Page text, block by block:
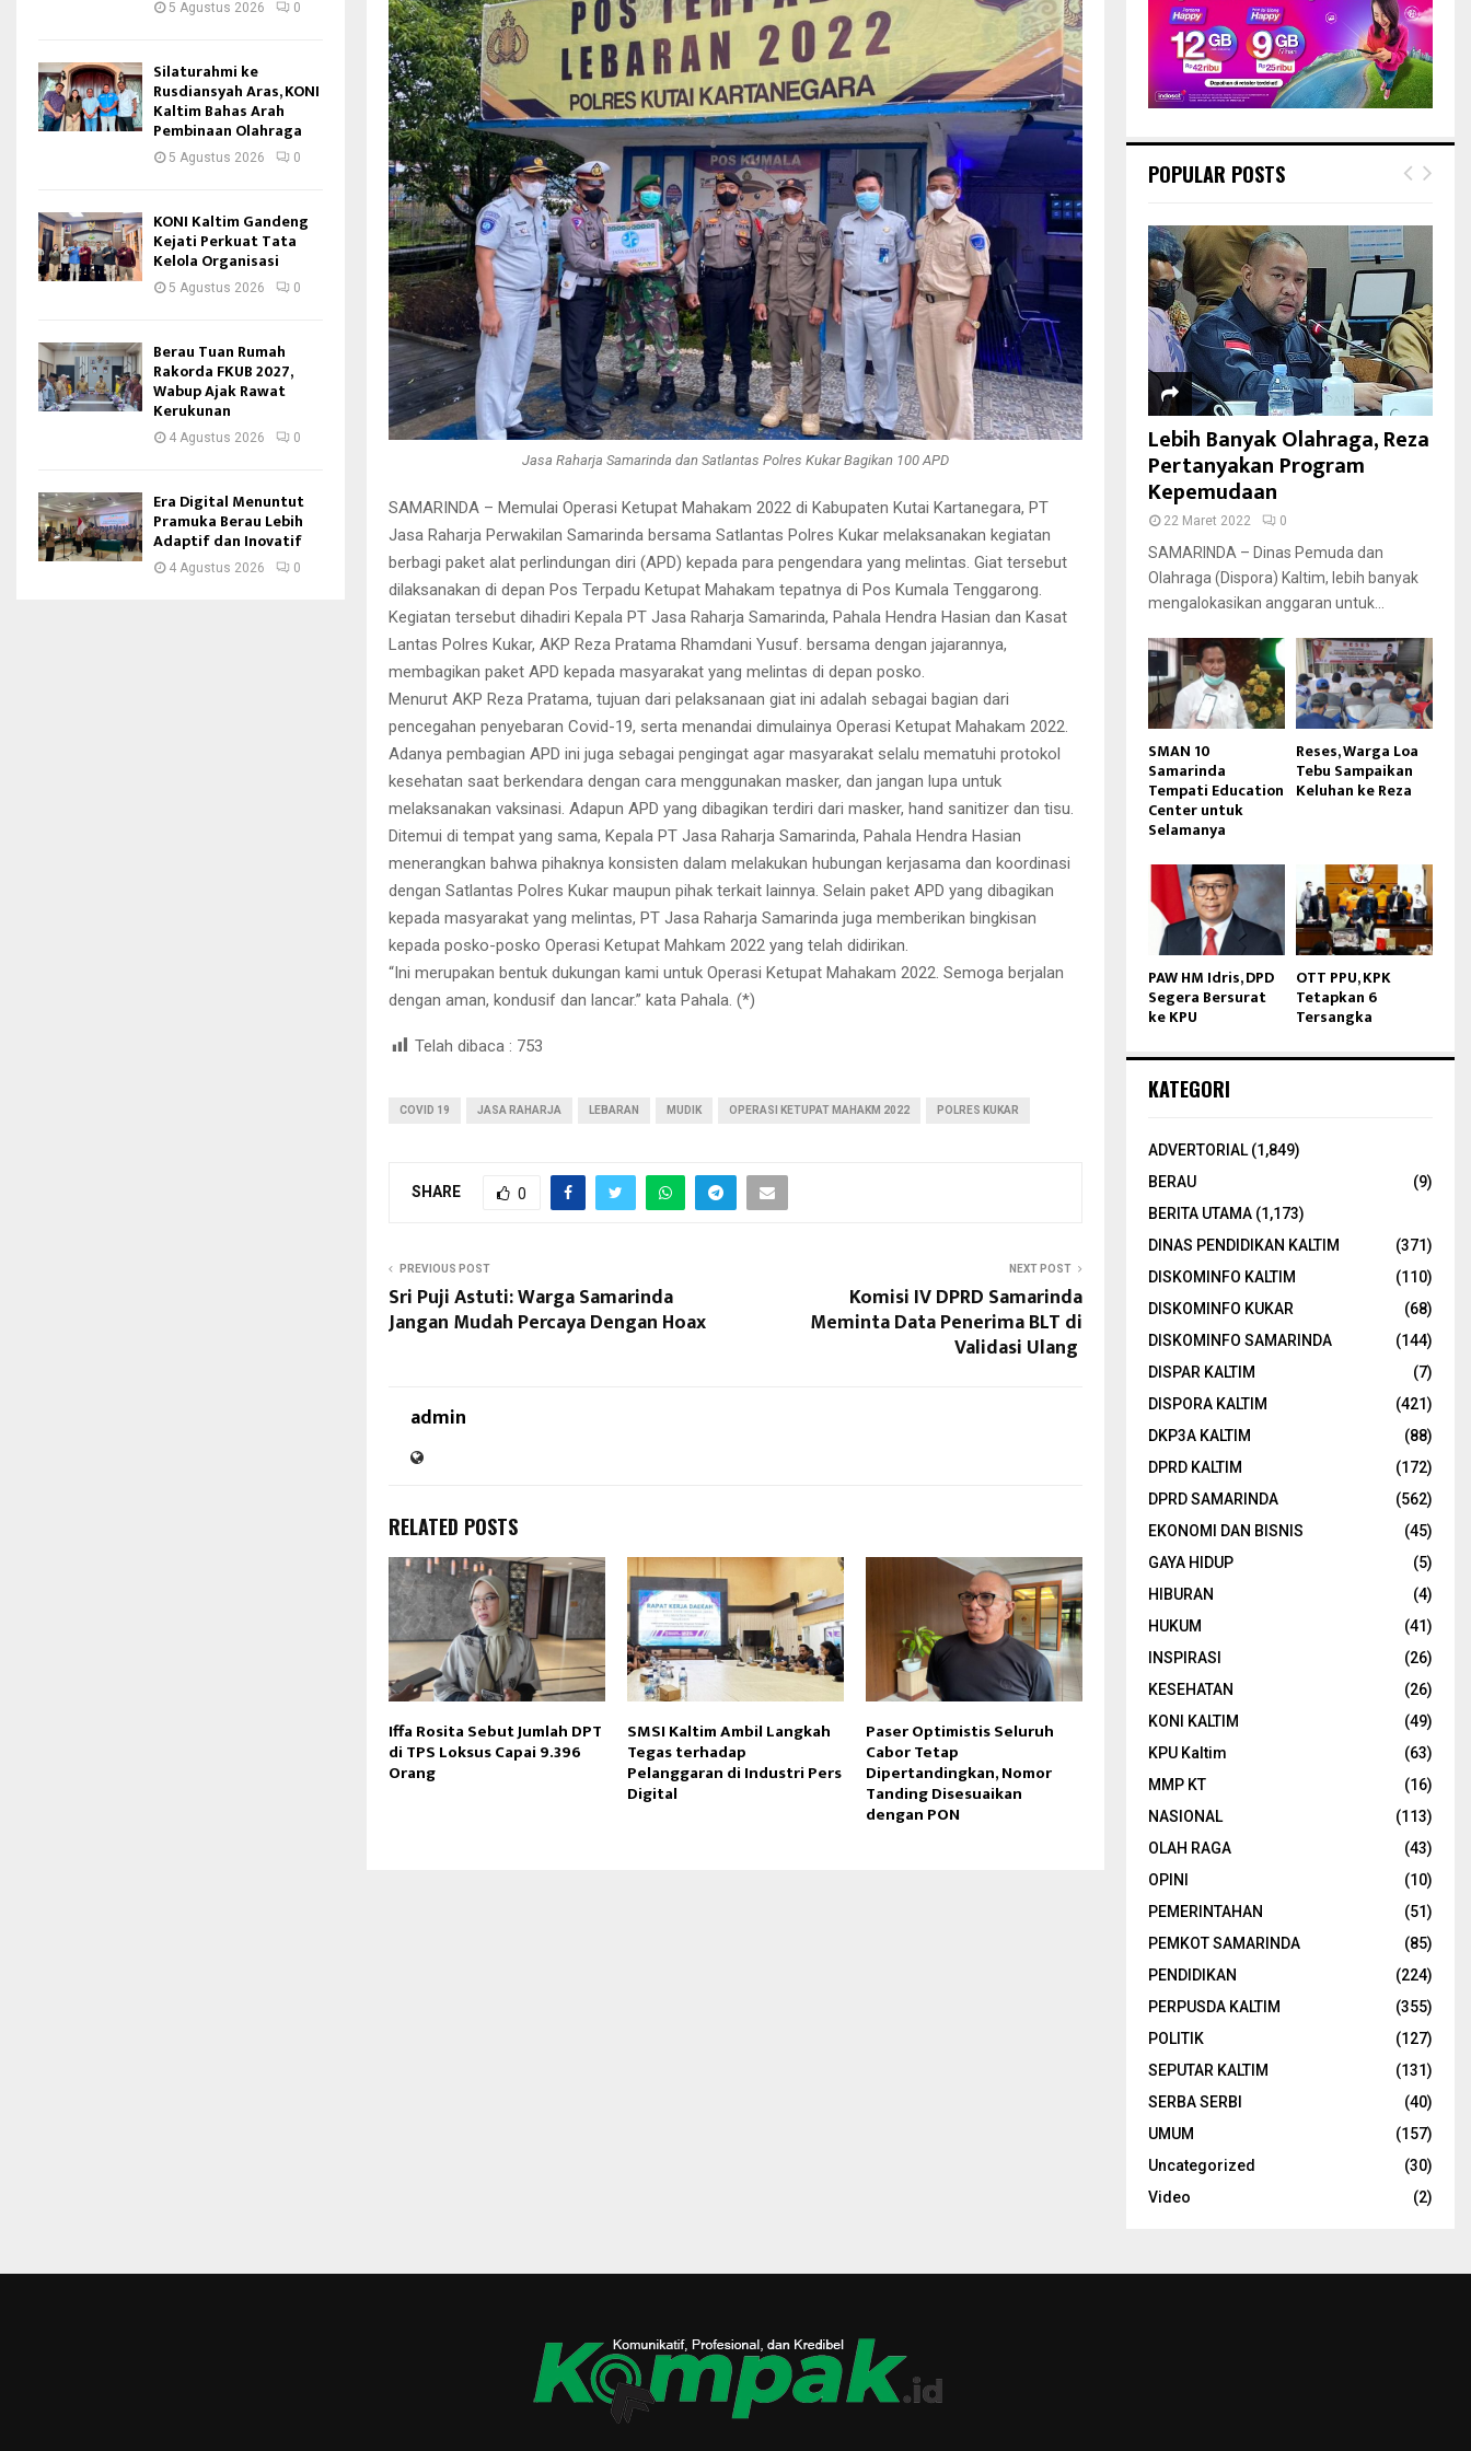
Jasa Raharja Samarinda dan Satlantas Polres Kukar Bagikan 100 APD
SAMARINDA – Memulai Operasi Ketupat Mahakam 2022 di Kabupaten Kutai Kartanegara, PT
Jasa Raharja Perwakilan Samarinda bersama Satlantas Polres Kukar melaksanakan kegiatan
berbagi paket alat perlindungan diri (APD) kepada para pengendara yang melintas. Giat tersebut
dilaksanakan di depan Pos Terpadu Ketupat Mahakam tepatnya di Pos Kumala Tenggarong.
Kegiatan tersebut dihadiri Kepala PT Jasa Raharja Samarinda, Pahala Hendra Hasian dan Kasat
Lantas Polres Kukar, AKP Reza Pratama Rhamdani Yusuf. bersama dengan jajarannya,
membagikan paket APD kepada masyarakat yang melintas di depan posko.
Menurut AKP Reza Pratama, tujuan dari pelaksanaan giat ini adalah sebagai bagian dari
pencegahan penyebaran Covid-19, serta menandai dimulainya Operasi Ketupat Mahakam 2022.
Adanya pembagian APD ini juga sebagai pengingat agar masyarakat selalu mematuhi protokol
kesehatan saat berkendara dengan cara menggunakan masker, dan jangan lupa untuk
melaksanakan vaksinasi. Adapun APD yang dibagikan terdiri dari masker, hand sanitizer dan tisu.
Ditemui di tempat yang sama, Kepala PT Jasa Raharja Samarinda, Pahala Hendra Hasian
menerangkan bahwa pihaknya konsisten dalam melakukan hubungan kerjasama dan koordinasi
dengan Satlantas Polres Kukar maupun pihak terkait lainnya. Selain paket APD yang dibagikan
kepada masyarakat yang melintas, PT Jasa Raharja Samarinda juga memberikan bingkisan
kepada posko-posko Operasi Ketupat Mahkam 2022 yang telah didirikan.
“Ini merupakan bentuk dukungan kami untuk Operasi Ketupat Mahakam 2022. Semoga berjalan
dengan aman, kondusif dan lancar.” kata Pahala. (*)
Telah dibaca : 753
COVID 19 JASA RAHARJA LEBARAN MUDIK OPERASI KETUPAT MAHAKM 2022 POLRES KUKAR
SHARE 0
PREVIOUS POST
Sri Puji Astuti: Warga Samarinda
Jangan Mudah Percaya Dengan Hoax
NEXT POST
Komisi IV DPRD Samarinda
Meminta Data Penerima BLT di
Validasi Ulang
admin
RELATED POSTS
Iffa Rosita Sebut Jumlah DPT
di TPS Loksus Capai 9.396
Orang
SMSI Kaltim Ambil Langkah
Tegas terhadap
Pelanggaran di Industri Pers
Digital
Paser Optimistis Seluruh
Cabor Tetap
Dipertandingkan, Nomor
Tanding Disesuaikan
dengan PON
5 Agustus 2026 0
Silaturahmi ke
Rusdiansyah Aras, KONI
Kaltim Bahas Arah
Pembinaan Olahraga
5 Agustus 2026 0
KONI Kaltim Gandeng
Kejati Perkuat Tata
Kelola Organisasi
5 Agustus 2026 0
Berau Tuan Rumah
Rakorda FKUB 2027,
Wabup Ajak Rawat
Kerukunan
4 Agustus 2026 0
Era Digital Menuntut
Pramuka Berau Lebih
Adaptif dan Inovatif
4 Agustus 2026 0
POPULAR POSTS
Lebih Banyak Olahraga, Reza
Pertanyakan Program
Kepemudaan
22 Maret 2022 0
SAMARINDA – Dinas Pemuda dan
Olahraga (Dispora) Kaltim, lebih banyak
mengalokasikan anggaran untuk...
SMAN 10
Samarinda
Tempati Education
Center untuk
Selamanya
Reses, Warga Loa
Tebu Sampaikan
Keluhan ke Reza
PAW HM Idris, DPD
Segera Bersurat
ke KPU
OTT PPU, KPK
Tetapkan 6
Tersangka
KATEGORI
ADVERTORIAL(1,849)
BERAU
(9)
BERITA UTAMA (1,173)
DINAS PENDIDIKAN KALTIM
(371)
DISKOMINFO KALTIM
(110)
DISKOMINFO KUKAR
(68)
DISKOMINFO SAMARINDA
(144)
DISPAR KALTIM
(7)
DISPORA KALTIM
(421)
DKP3A KALTIM
(88)
DPRD KALTIM
(172)
DPRD SAMARINDA
(562)
EKONOMI DAN BISNIS
(45)
GAYA HIDUP
(5)
HIBURAN
(4)
HUKUM
(41)
INSPIRASI
(26)
KESEHATAN
(26)
KONI KALTIM
(49)
KPU Kaltim
(63)
MMP KT
(16)
NASIONAL
(113)
OLAH RAGA
(43)
OPINI
(10)
PEMERINTAHAN
(51)
PEMKOT SAMARINDA
(85)
PENDIDIKAN
(224)
PERPUSDA KALTIM
(355)
POLITIK
(127)
SEPUTAR KALTIM
(131)
SERBA SERBI
(40)
UMUM
(157)
Uncategorized
(30)
Video
(2)